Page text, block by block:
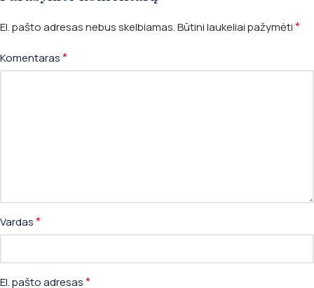
El. pašto adresas nebus skelbiamas.Būtini laukeliai pažymėti*
Komentaras*
Vardas*
El. pašto adresas*